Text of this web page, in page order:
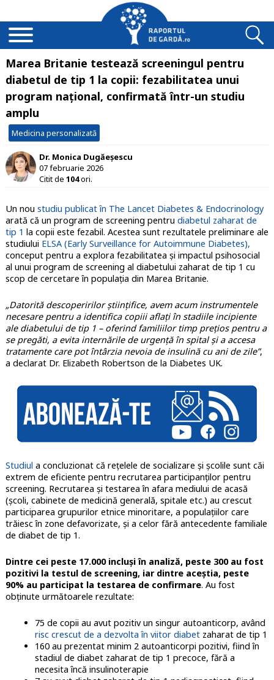
Marea Britanie testează screeningul pentru
diabetul de tip 1 la copii: fezabilitatea unui
program național, confirmată într-un studiu
amplu
Medicina personalizată
Dr. Monica Dugăeșescu
07 februarie 2026
Citit de 104ori.
Un nou studiu publicat în The Lancet Diabetes & Endocrinology
arată că un program de screening pentru diabetul zaharat de
tip 1 la copii este fezabil. Acestea sunt rezultatele preliminare ale
studiului ELSA (Early Surveillance for Autoimmune Diabetes),
conceput pentru a explora fezabilitatea şi impactul psihosocial
al unui program de screening al diabetului zaharat de tip 1 cu
scop de cercetare în populația din Marea Britanie.
„Datorită descoperirilor științifice, avem acum instrumentele
necesare pentru a identifica copiii aflați în stadiile incipiente
ale diabetului de tip 1 – oferind familiilor timp prețios pentru a
se pregăti, a evita internările de urgență în spital și a accesa
tratamente care pot întârzia nevoia de insulină cu ani de zile”,
a declarat Dr. Elizabeth Robertson de la Diabetes UK.
Studiul a concluzionat că rețelele de socializare și școlile sunt căi
extrem de eficiente pentru recrutarea participanților pentru
screening. Recrutarea și testarea în afara mediului de acasă
(școli, cabinete de medicină generală, spitale etc.) au crescut
participarea grupurilor etnice minoritare, a populațiilor care
trăiesc în zone defavorizate, și a celor fără antecedente familiale
de diabet de tip 1.
Dintre cei peste 17.000 incluşi în analiză, peste 300 au fost
pozitivi la testul de screening, iar dintre aceştia, peste
90% au participat la testarea de confirmare. Au fost
obţinute următoarele rezultate:
75 de copii au avut pozitiv un singur autoanticorp, având
risc crescut de a dezvolta în viitor diabetzaharat de tip 1
160 au prezentat minim 2 autoanticorpi pozitivi, fiind în
stadiul de diabet zaharat de tip 1 precoce, fără a
necesita încă insulinoterapie